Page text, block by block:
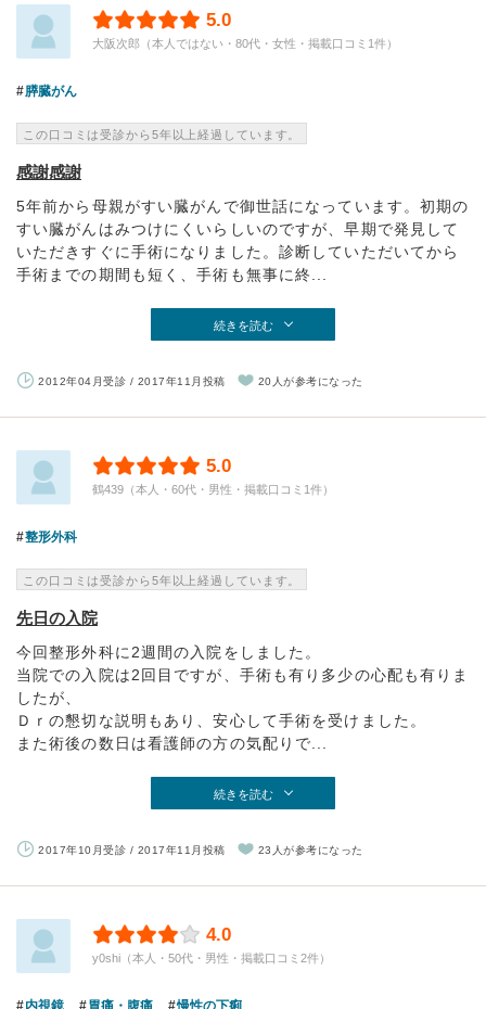
5.0
大阪次郎（本人ではない・80代・女性・掲載口コミ1件）
膵臓がん
この口コミは受診から5年以上経過しています。
感謝感謝
5年前から母親がすい臓がんで御世話になっています。初期の
すい臓がんはみつけにくいらしいのですが、早期で発見して
いただきすぐに手術になりました。診断していただいてから
手術までの期間も短く、手術も無事に終...
続きを読む
2012年04月受診 / 2017年11月投稿 20人が参考になった
5.0
鶴439（本人・60代・男性・掲載口コミ1件）
整形外科
この口コミは受診から5年以上経過しています。
先日の入院
今回整形外科に2週間の入院をしました。
当院での入院は2回目ですが、手術も有り多少の心配も有りま
したが、
Ｄｒの懇切な説明もあり、安心して手術を受けました。
また術後の数日は看護師の方の気配りで...
続きを読む
2017年10月受診 / 2017年11月投稿 23人が参考になった
4.0
y0shi（本人・50代・男性・掲載口コミ2件）
内視鏡 胃痛・腹痛 慢性の下痢